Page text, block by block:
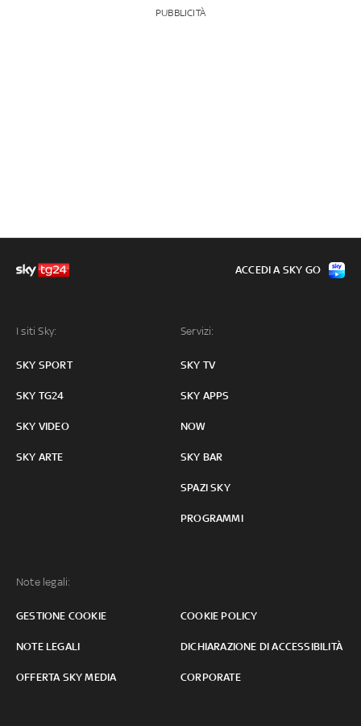
PUBBLICITÀ
I siti Sky:
SKY SPORT
SKY TG24
SKY VIDEO
SKY ARTE
Servizi:
SKY TV
SKY APPS
NOW
SKY BAR
SPAZI SKY
PROGRAMMI
Note legali:
GESTIONE COOKIE COOKIE POLICY
NOTE LEGALI DICHIARAZIONE DI ACCESSIBILITÀ
OFFERTA SKY MEDIA CORPORATE
ACCEDI A SKY GO